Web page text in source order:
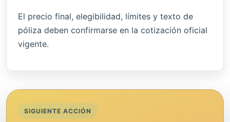
El precio final, elegibilidad, límites y texto de
póliza deben confirmarse en la cotización oficial
vigente.
SIGUIENTE ACCIÓN